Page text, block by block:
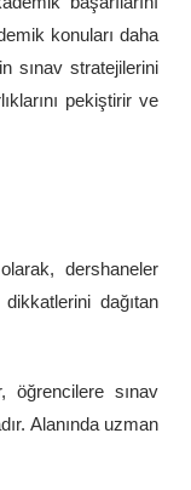
konuları daha
sınav stratejilerini
pekiştirir ve
dershaneler
dağıtan
öğrencilere sınav
Alanında uzman